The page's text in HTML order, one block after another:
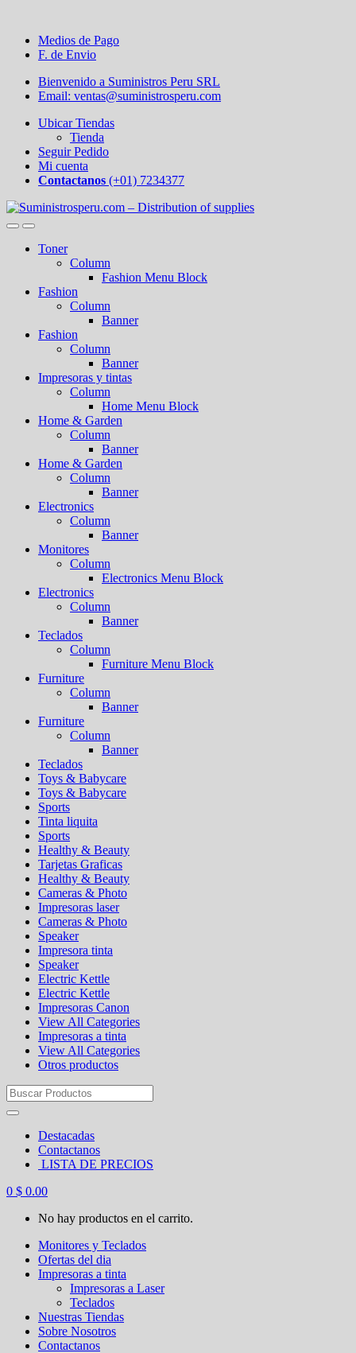
Medios de Pago
F. de Envio
Bienvenido a Suministros Peru SRL
Email: ventas@suministrosperu.com
Ubicar Tiendas
Tienda
Seguir Pedido
Mi cuenta
Contactanos (+01) 7234377
Toner
Column
Fashion Menu Block
Fashion
Column
Banner
Fashion
Column
Banner
Impresoras y tintas
Column
Home Menu Block
Home & Garden
Column
Banner
Home & Garden
Column
Banner
Electronics
Column
Banner
Monitores
Column
Electronics Menu Block
Electronics
Column
Banner
Teclados
Column
Furniture Menu Block
Furniture
Column
Banner
Furniture
Column
Banner
Teclados
Toys & Babycare
Toys & Babycare
Sports
Tinta liquita
Sports
Healthy & Beauty
Tarjetas Graficas
Healthy & Beauty
Cameras & Photo
Impresoras laser
Cameras & Photo
Speaker
Impresora tinta
Speaker
Electric Kettle
Electric Kettle
Impresoras Canon
View All Categories
Impresoras a tinta
View All Categories
Otros productos
Search
for:
Destacadas
Contactanos
LISTA DE PRECIOS
0 $ 0.00
No hay productos en el carrito.
Monitores y Teclados
Ofertas del dia
Impresoras a tinta
Impresoras a Laser
Teclados
Nuestras Tiendas
Sobre Nosotros
Contactanos